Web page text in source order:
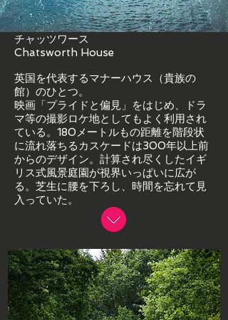
チャッツワース
Chatsworth House
英国を代表するマナーハウス（貴族の
館）のひとつ。
映画「プライドと偏見」をはじめ、ドラ
マ等の撮影ロケ地としてもよく利用され
ている。180メートルもの距離を階段状
に流れ落ちるカスケードは300年以上前
からのデザイン。計算され尽くしたイギ
リス式風景庭園が視界いっぱいに広が
る。芝生に腰を下ろし、時間を忘れて見
入っていた。